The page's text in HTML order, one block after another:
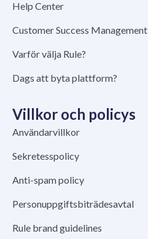
Help Center
Customer Success Management
Varför välja Rule?
Dags att byta plattform?
Villkor och policys
Användarvillkor
Sekretesspolicy
Anti-spam policy
Personuppgiftsbiträdesavtal
Rule brand guidelines